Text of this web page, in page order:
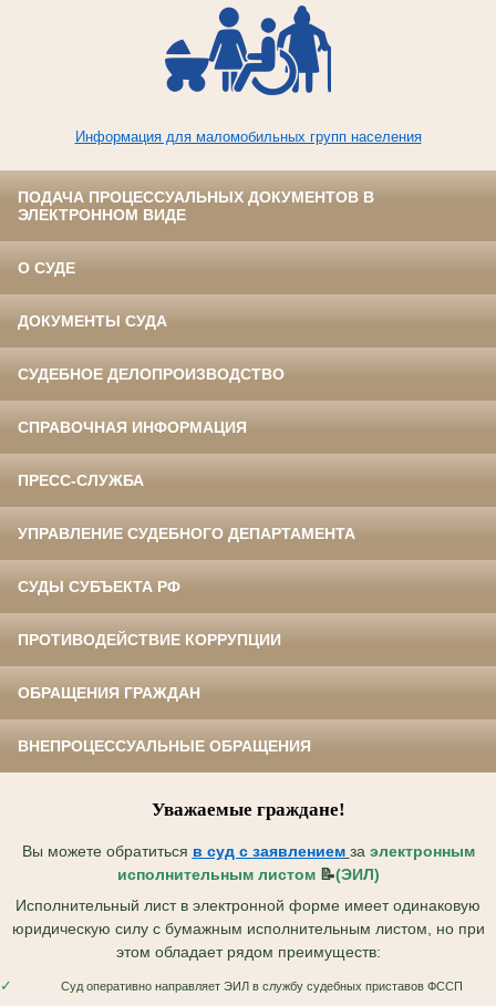
Информация для маломобильных групп населения
ПОДАЧА ПРОЦЕССУАЛЬНЫХ ДОКУМЕНТОВ В
ЭЛЕКТРОННОМ ВИДЕ
О СУДЕ
ДОКУМЕНТЫ СУДА
СУДЕБНОЕ ДЕЛОПРОИЗВОДСТВО
СПРАВОЧНАЯ ИНФОРМАЦИЯ
ПРЕСС-СЛУЖБА
УПРАВЛЕНИЕ СУДЕБНОГО ДЕПАРТАМЕНТА
СУДЫ СУБЪЕКТА РФ
ПРОТИВОДЕЙСТВИЕ КОРРУПЦИИ
ОБРАЩЕНИЯ ГРАЖДАН
ВНЕПРОЦЕССУАЛЬНЫЕ ОБРАЩЕНИЯ
Уважаемые граждане!
Вы можете обратиться в суд с заявлением за электронным
исполнительным листом 📝(ЭИЛ)
Исполнительный лист в электронной форме имеет одинаковую
юридическую силу с бумажным исполнительным листом, но при
этом обладает рядом преимуществ:
✓ Суд оперативно направляет ЭИЛ в службу судебных приставов ФССП